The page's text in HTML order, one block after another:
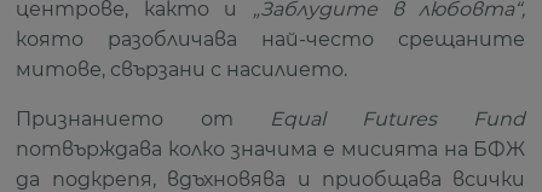
центрове, както и „Заблудите в любовта“,
която разобличава най-често срещаните
митове, свързани с насилието.
Признанието от
Equal Futures Fund
потвърждава колко значима е мисията на БФЖ
да подкрепя, вдъхновява и приобщава всички